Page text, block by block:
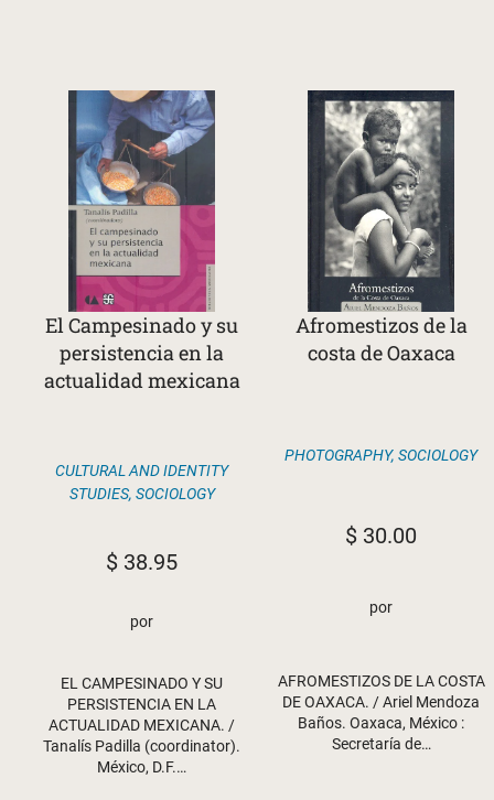
El Campesinado y su
persistencia en la
actualidad mexicana
CULTURAL AND IDENTITY
STUDIES, SOCIOLOGY
$ 38.95
por
EL CAMPESINADO Y SU
PERSISTENCIA EN LA
ACTUALIDAD MEXICANA. /
Tanalís Padilla (coordinator).
México, D.F.…
Afromestizos de la
costa de Oaxaca
PHOTOGRAPHY,SOCIOLOGY
$ 30.00
por
AFROMESTIZOS DE LA COSTA
DE OAXACA. / Ariel Mendoza
Baños. Oaxaca, México :
Secretaría de…